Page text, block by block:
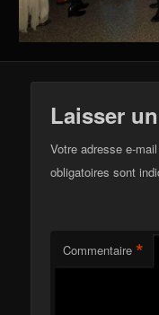
Laisser
Votre adresse e-
obligatoires sont
Commentaire *